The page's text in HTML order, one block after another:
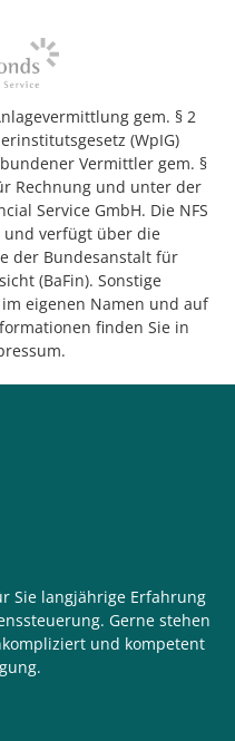
gem. § 2
(WpIG)
Vermittler gem. §
Rechnung und unter der
Service GmbH. Die NFS
verfügt über die
der Bundesanstalt für
(BaFin). Sonstige
eigenen Namen und auf
finden Sie in
Sie langjährige Erfahrung
Gerne stehen
und kompetent